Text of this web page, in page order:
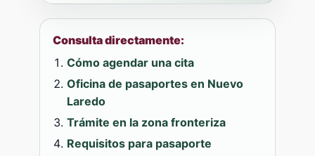
Consulta directamente:
Cómo agendar una cita
Oficina de pasaportes en Nuevo
Laredo
Trámite en la zona fronteriza
Requisitos para pasaporte